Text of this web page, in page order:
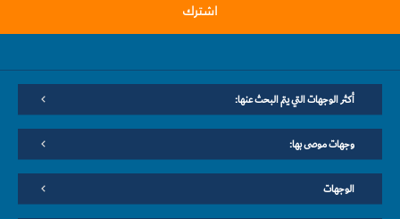
اشترك
أكثر الوجهات التي يتم البحث عنها:
وجهات موصى بها:
الوجهات